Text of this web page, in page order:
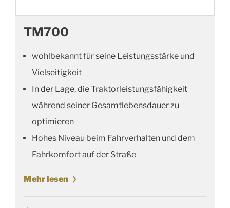
TM700
wohlbekannt für seine Leistungsstärke und
Vielseitigkeit
In der Lage, die Traktorleistungsfähigkeit
während seiner Gesamtlebensdauer zu
optimieren
Hohes Niveau beim Fahrverhalten und dem
Fahrkomfort auf der Straße
Mehr lesen